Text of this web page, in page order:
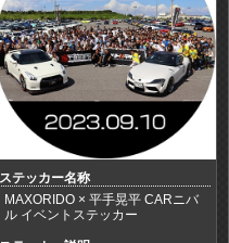
ステッカー名称
MAXORIDO × 平手晃平 CARニバ
ル イベントステッカー